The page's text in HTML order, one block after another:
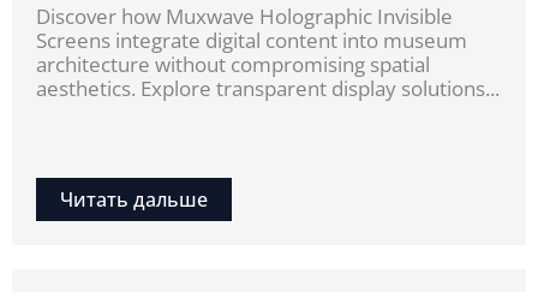
Discover how Muxwave Holographic Invisible
Screens integrate digital content into museum
architecture without compromising spatial
aesthetics. Explore transparent display solutions...
Читать дальше